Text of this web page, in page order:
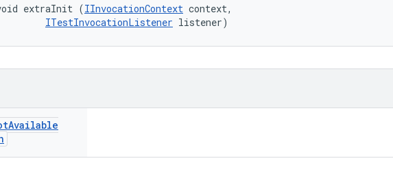
extraInit (IInvocationContext context,
ITestInvocationListener listener)
Available